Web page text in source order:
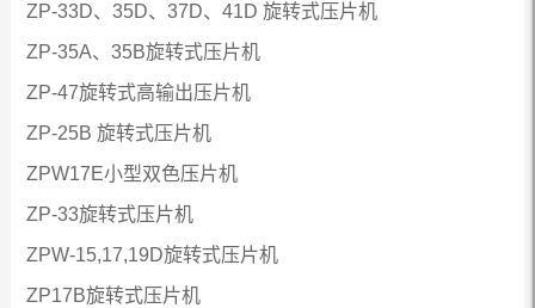
ZP-33D、35D、37D、41D 旋转式压片机
ZP-35A、35B旋转式压片机
ZP-47旋转式高输出压片机
ZP-25B 旋转式压片机
ZPW17E小型双色压片机
ZP-33旋转式压片机
ZPW-15,17,19D旋转式压片机
ZP17B旋转式压片机